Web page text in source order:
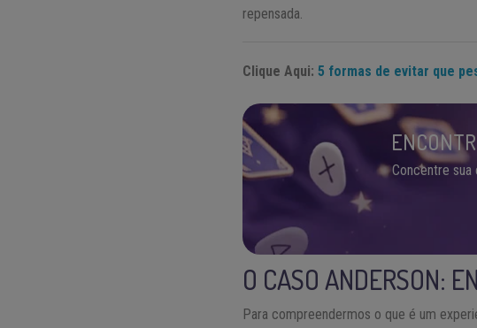
repensada.
Clique Aqui:5 formas de evitar que
Concentre sua
O CASO ANDERSON:
Para compreendermos o que é um